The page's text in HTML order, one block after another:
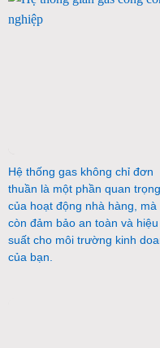
Hệ thống gas không chỉ đơn
thuần là một phần quan trọng
của hoạt động nhà hàng, mà
còn đảm bảo an toàn và hiệu
suất cho môi trường kinh
của bạn.